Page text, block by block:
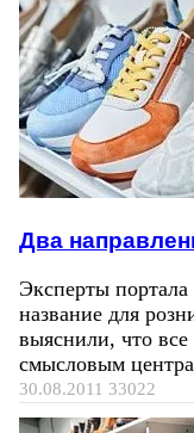
Два
Эксперты портала
название для
выяснили, что все
смысловым
30.08.2011 33022